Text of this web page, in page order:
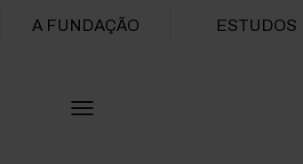
Main navigation
A FUNDAÇÃO ESTUDOS